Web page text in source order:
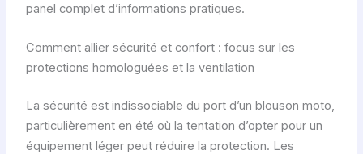
panel complet d’informations pratiques.
Comment allier sécurité et confort : focus sur les
protections homologuées et la ventilation
La sécurité est indissociable du port d’un blouson moto,
particulièrement en été où la tentation d’opter pour un
équipement léger peut réduire la protection. Les